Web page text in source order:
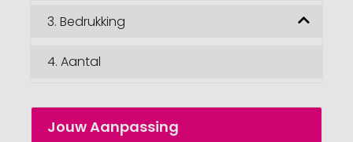
3. Bedrukking
4. Aantal
Jouw Aanpassing